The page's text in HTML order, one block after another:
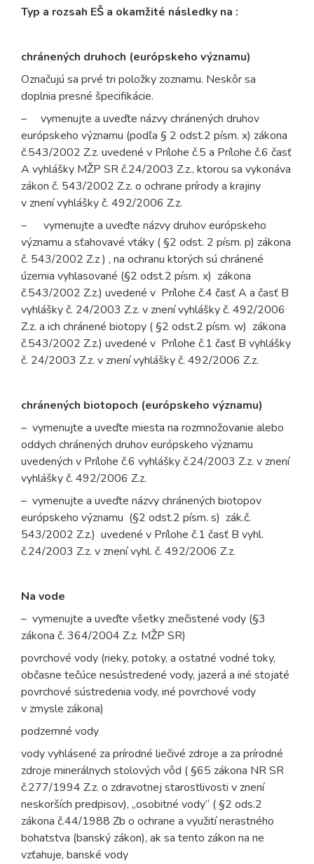
Typ a rozsah EŠ a okamžité následky na :
chránených druhoch (európskeho významu)
Označujú sa prvé tri položky zoznamu. Neskôr sa
doplnia presné špecifikácie.
– vymenujte a uveďte názvy chránených druhov
európskeho významu (podľa § 2 odst.2 písm. x) zákona
č.543/2002 Z.z. uvedené v Prílohe č.5 a Prílohe č.6 časť
A vyhlášky MŽP SR č.24/2003 Z.z., ktorou sa vykonáva
zákon č. 543/2002 Z.z. o ochrane prírody a krajiny
v znení vyhlášky č. 492/2006 Z.z.
– vymenujte a uveďte názvy druhov európskeho
významu a sťahovavé vtáky ( §2 odst. 2 písm. p) zákona
č. 543/2002 Z.z) , na ochranu ktorých sú chránené
územia vyhlasované (§2 odst.2 písm. x) zákona
č.543/2002 Z.z.) uvedené v Prílohe č.4 časť A a časť B
vyhlášky č. 24/2003 Z.z. v znení vyhlášky č. 492/2006
Z.z. a ich chránené biotopy ( §2 odst.2 písm. w) zákona
č.543/2002 Z.z.) uvedené v Prílohe č.1 časť B vyhlášky
č. 24/2003 Z.z. v znení vyhlášky č. 492/2006 Z.z.
chránených biotopoch (európskeho významu)
– vymenujte a uveďte miesta na rozmnožovanie alebo
oddych chránených druhov európskeho významu
uvedených v Prílohe č.6 vyhlášky č.24/2003 Z.z. v znení
vyhlášky č. 492/2006 Z.z.
– vymenujte a uveďte názvy chránených biotopov
európskeho významu (§2 odst.2 písm. s) zák.č.
543/2002 Z.z.) uvedené v Prílohe č.1 časť B vyhl.
č.24/2003 Z.z. v znení vyhl. č. 492/2006 Z.z.
Na vode
– vymenujte a uveďte všetky znečistené vody (§3
zákona č. 364/2004 Z.z. MŽP SR)
povrchové vody (rieky, potoky, a ostatné vodné toky,
občasne tečúce nesústredené vody, jazerá a iné stojaté
povrchové sústredenia vody, iné povrchové vody
v zmysle zákona)
podzemné vody
vody vyhlásené za prírodné liečivé zdroje a za prírodné
zdroje minerálnych stolových vôd ( §65 zákona NR SR
č.277/1994 Z.z. o zdravotnej starostlivosti v znení
neskorších predpisov), „osobitné vody“ ( §2 ods.2
zákona č.44/1988 Zb o ochrane a využití nerastného
bohatstva (banský zákon), ak sa tento zákon na ne
vzťahuje, banské vody